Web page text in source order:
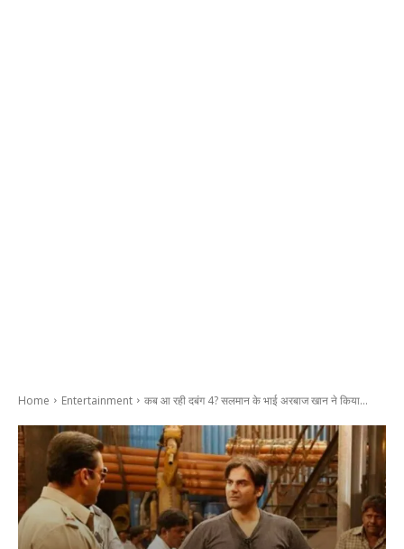
Home Entertainment कब आ रही दबंग 4? सलमान के भाई अरबाज खान ने किया...